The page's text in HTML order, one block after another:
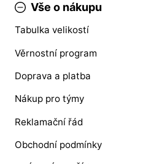
Vše o nákupu
Tabulka velikostí
Věrnostní program
Doprava a platba
Nákup pro týmy
Reklamační řád
Obchodní podmínky